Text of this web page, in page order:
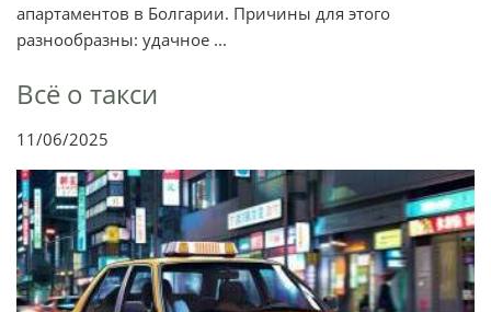
апартаментов в Болгарии. Причины для этого
разнообразны: удачное ...
Всё о такси
11/06/2025